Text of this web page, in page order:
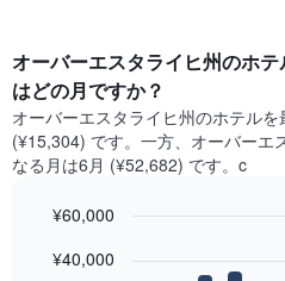
オーバーエスタライヒ州​のホ
はどの月ですか？
オーバーエスタライヒ州​の​ホテル
(¥15,304) です。一方、オーバーエ
なる月は6月​ (¥52,682) です。c
chart
graphic.
¥40,000
¥60,000